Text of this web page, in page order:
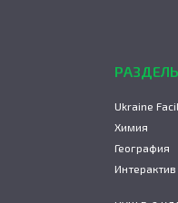
Ukraine
Химия
География
Интерактив